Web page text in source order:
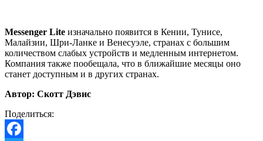
Messenger Lite изначально появится в Кении, Тунисе,
Малайзии, Шри-Ланке и Венесуэле, странах с большим
количеством слабых устройств и медленным интернетом.
Компания также пообещала, что в ближайшие месяцы оно
станет доступным и в других странах.
Автор: Скотт Дэвис
Поделиться: